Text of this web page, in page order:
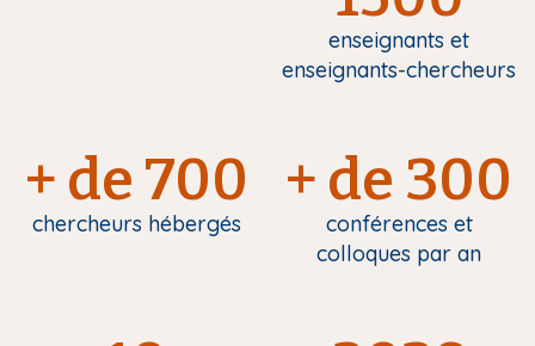
enseignants et
enseignants-chercheurs
+ de 700
chercheurs hébergés
+ de 300
conférences et
colloques par an